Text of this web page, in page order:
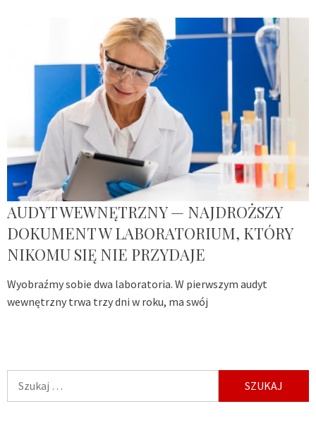
AUDYT WEWNĘTRZNY — NAJDROŻSZY
DOKUMENT W LABORATORIUM, KTÓRY
NIKOMU SIĘ NIE PRZYDAJE
Wyobraźmy sobie dwa laboratoria. W pierwszym audyt
wewnętrzny trwa trzy dni w roku, ma swój